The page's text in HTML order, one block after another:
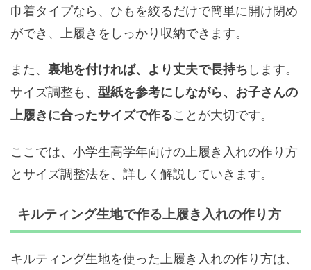
巾着タイプなら、ひもを絞るだけで簡単に開け閉め
ができ、上履きをしっかり収納できます。
また、 裏地を付ければ、より丈夫で長持ちします。
サイズ調整も、 型紙を参考にしながら、お子さんの
上履きに合ったサイズで作ることが大切です。
ここでは、小学生高学年向けの上履き入れの作り方
とサイズ調整法を、詳しく解説していきます。
キルティング生地で作る上履き入れの作り方
キルティング生地を使った上履き入れの作り方は、